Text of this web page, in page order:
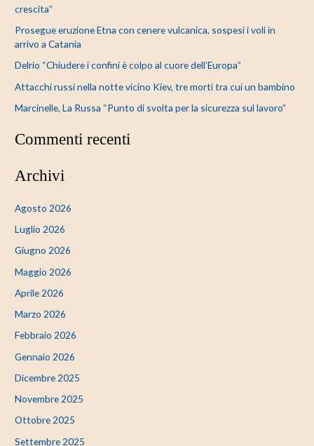
crescita”
Prosegue eruzione Etna con cenere vulcanica, sospesi i voli in
arrivo a Catania
Delrio “Chiudere i confini è colpo al cuore dell’Europa”
Attacchi russi nella notte vicino Kiev, tre morti tra cui un bambino
Marcinelle, La Russa “Punto di svolta per la sicurezza sul lavoro”
Commenti recenti
Archivi
Agosto 2026
Luglio 2026
Giugno 2026
Maggio 2026
Aprile 2026
Marzo 2026
Febbraio 2026
Gennaio 2026
Dicembre 2025
Novembre 2025
Ottobre 2025
Settembre 2025